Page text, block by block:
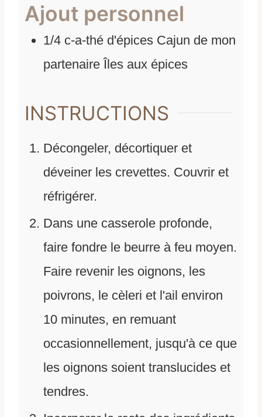
Ajout personnel
1/4 c-a-thé d'épices Cajun de mon
partenaire Îles aux épices
INSTRUCTIONS
Décongeler, décortiquer et
déveiner les crevettes. Couvrir et
réfrigérer.
Dans une casserole profonde,
faire fondre le beurre à feu moyen.
Faire revenir les oignons, les
poivrons, le cèleri et l'ail environ
10 minutes, en remuant
occasionnellement, jusqu'à ce que
les oignons soient translucides et
tendres.